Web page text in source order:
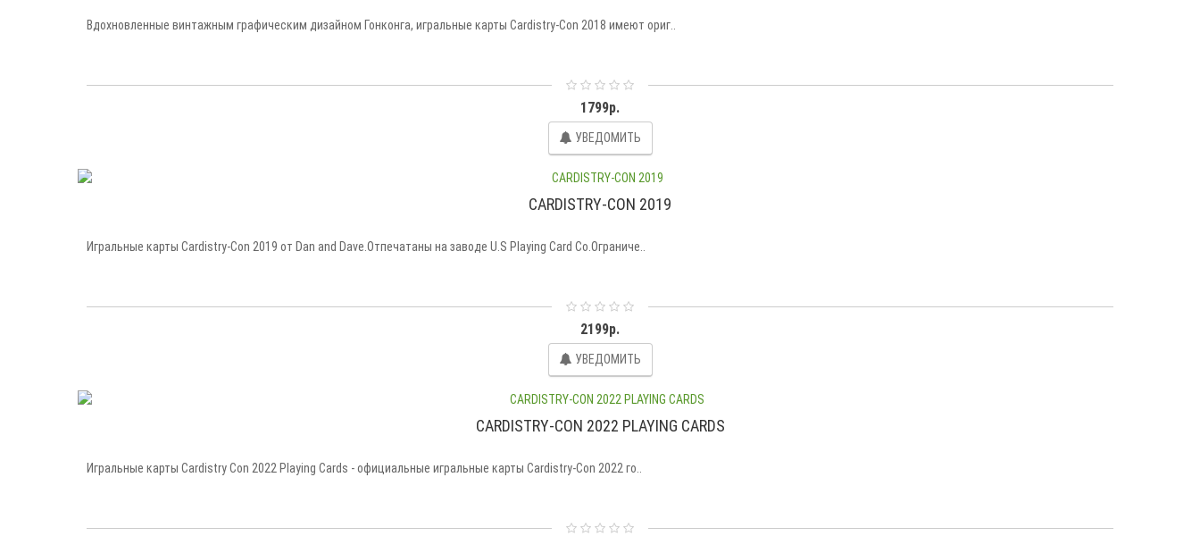
Вдохновленные винтажным графическим дизайном Гонконга, игральные карты Cardistry-Con 2018 имеют ориг..
1799р.
УВЕДОМИТЬ
CARDISTRY-CON 2019
Игральные карты Cardistry-Con 2019 от Dan and Dave.Отпечатаны на заводе U.S Playing Card Co.Ограниче..
2199р.
УВЕДОМИТЬ
CARDISTRY-CON 2022 PLAYING CARDS
Игральные карты Cardistry Con 2022 Playing Cards - официальные игральные карты Cardistry-Con 2022 го..